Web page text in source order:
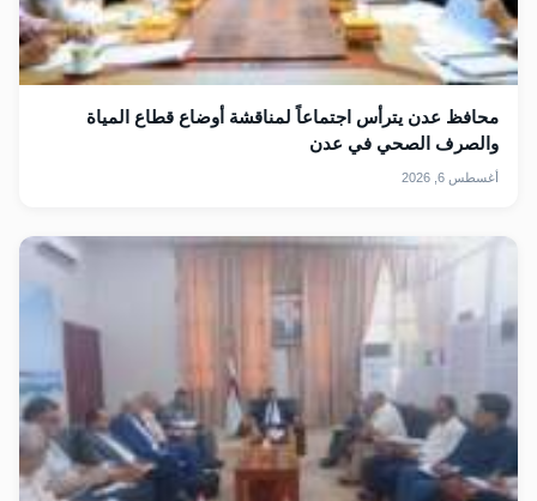
محافظ عدن يترأس اجتماعاً لمناقشة أوضاع قطاع المياة
والصرف الصحي في عدن
أغسطس 6, 2026